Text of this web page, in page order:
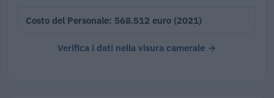
Costo del Personale 568.512 euro (2021)
Verifica i dati nella visura camerale →